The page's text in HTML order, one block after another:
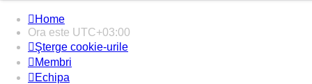
Home
Ora este UTC+03:00
Şterge cookie-urile
Membri
Echipa